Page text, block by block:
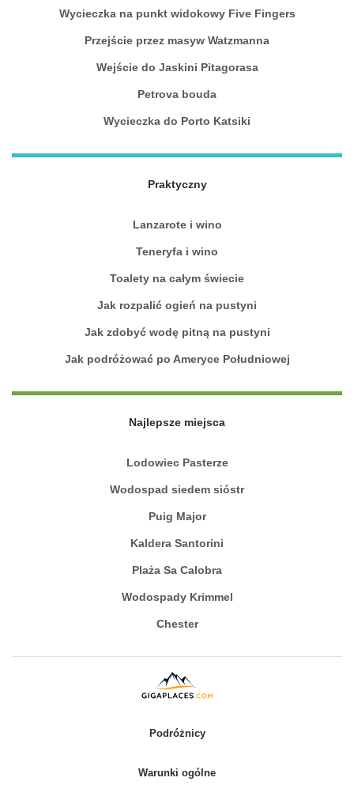
Wycieczka na punkt widokowy Five Fingers
Przejście przez masyw Watzmanna
Wejście do Jaskini Pitagorasa
Petrova bouda
Wycieczka do Porto Katsiki
Praktyczny
Lanzarote i wino
Teneryfa i wino
Toalety na całym świecie
Jak rozpalić ogień na pustyni
Jak zdobyć wodę pitną na pustyni
Jak podróżować po Ameryce Południowej
Najlepsze miejsca
Lodowiec Pasterze
Wodospad siedem sióstr
Puig Major
Kaldera Santorini
Plaża Sa Calobra
Wodospady Krimmel
Chester
Podróżnicy
Warunki ogólne